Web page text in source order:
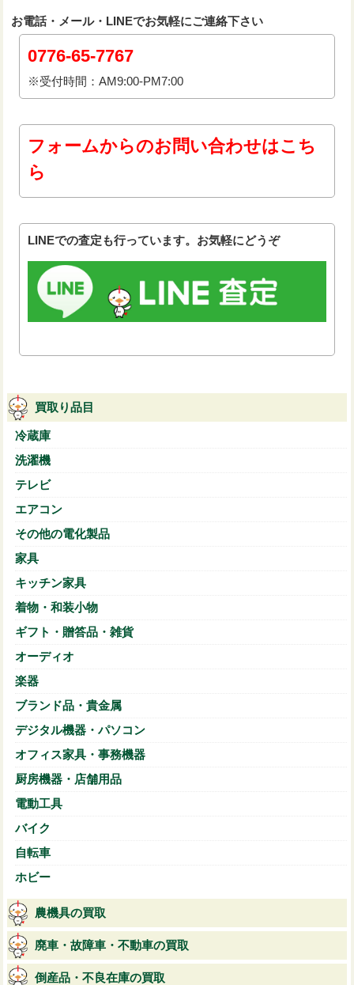
お電話・メール・LINEでお気軽にご連絡下さい
0776-65-7767
※受付時間：AM9:00-PM7:00
フォームからのお問い合わせはこち
ら
LINEでの査定も行っています。お気軽にどうぞ
買取り品目
冷蔵庫
洗濯機
テレビ
エアコン
その他の電化製品
家具
キッチン家具
着物・和装小物
ギフト・贈答品・雑貨
オーディオ
楽器
ブランド品・貴金属
デジタル機器・パソコン
オフィス家具・事務機器
厨房機器・店舗用品
電動工具
バイク
自転車
ホビー
農機具の買取
廃車・故障車・不動車の買取
倒産品・不良在庫の買取